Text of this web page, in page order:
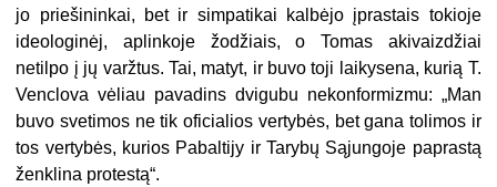
jo priešininkai, bet ir simpatikai kalbėjo įprastais tokioje
ideologinėj, aplinkoje žodžiais, o Tomas akivaizdžiai
netilpo į jų varžtus. Tai, matyt, ir buvo toji laikysena, kurią T.
Venclova vėliau pavadins dvigubu nekonformizmu: „Man
buvo svetimos ne tik oficialios vertybės, bet gana tolimos ir
tos vertybės, kurios Pabaltijy ir Tarybų Sąjungoje paprastą
ženklina protestą“.